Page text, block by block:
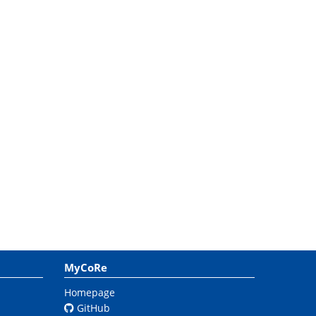
MyCoRe
Homepage
GitHub